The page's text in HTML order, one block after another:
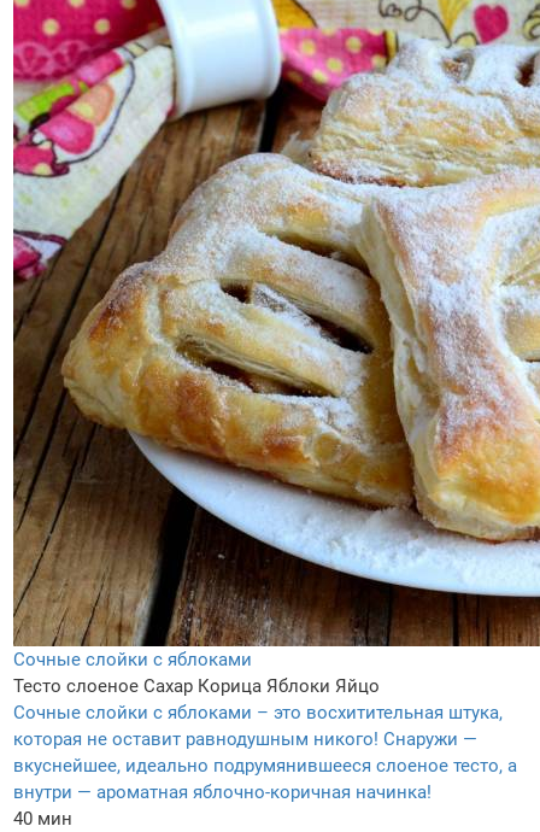
Сочные слойки с яблоками
Тесто слоеное Сахар Корица Яблоки Яйцо
Сочные слойки с яблоками – это восхитительная штука,
которая не оставит равнодушным никого! Снаружи —
вкуснейшее, идеально подрумянившееся слоеное тесто, а
внутри — ароматная яблочно-коричная начинка!
40 мин